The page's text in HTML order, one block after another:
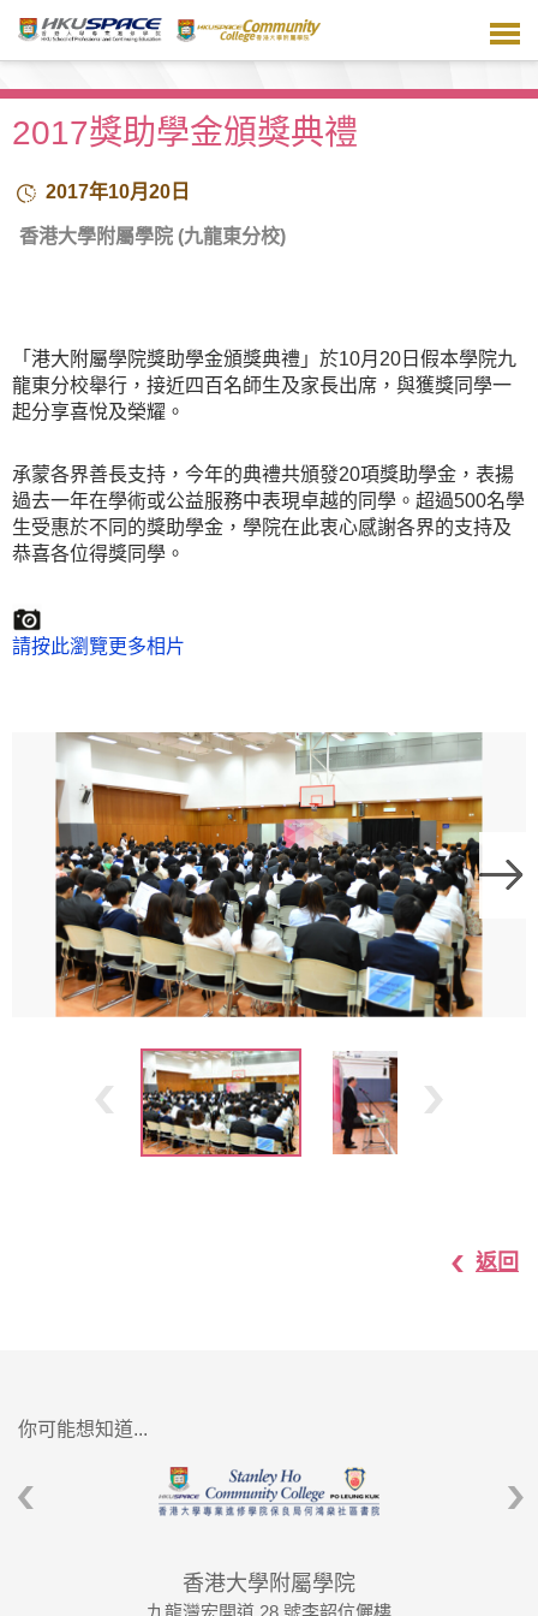
主
容2017獎助學金頒獎典禮
2017年10月20日
香港大學附屬學院 (九龍東分校)
「港大附屬學院獎助學金頒獎典禮」於10月20日假本學院九
龍東分校舉行，接近四百名師生及家長出席，與獲獎同學一
起分享喜悅及榮耀。
承蒙各界善長支持，今年的典禮共頒發20項獎助學金，表揚
過去一年在學術或公益服務中表現卓越的同學。超過500名學
生受惠於不同的獎助學金，學院在此衷心感謝各界的支持及
恭喜各位得獎同學。
請按此瀏覽更多相片
返回
你可能想知道...
香港大學附屬學院
九龍灣宏開道 28 號李韶伉儷樓